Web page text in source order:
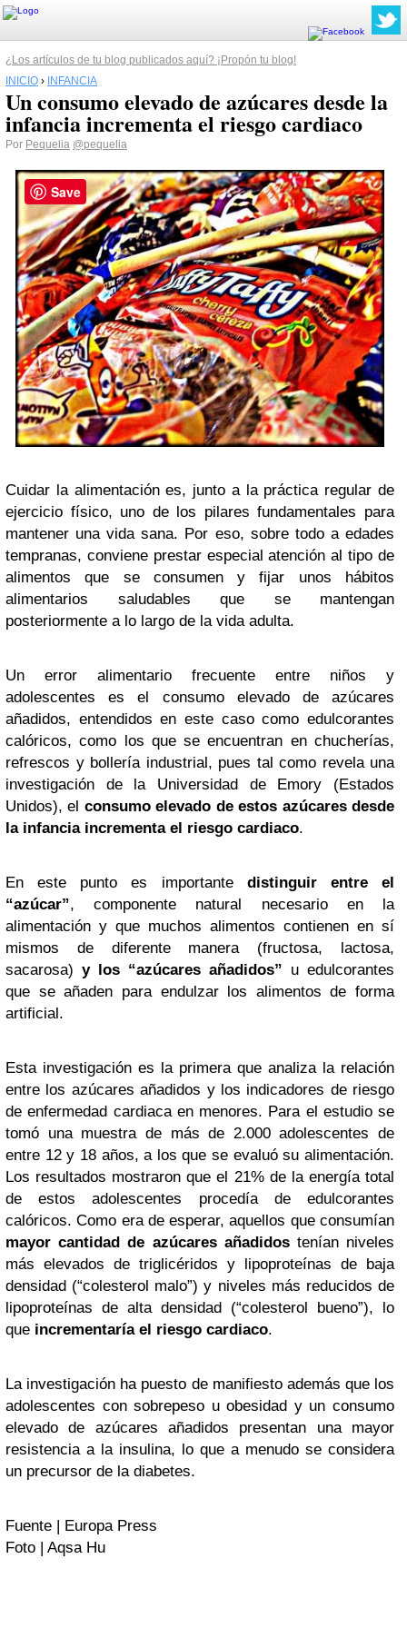
¿Los artículos de tu blog publicados aquí? ¡Propón tu blog!
INICIO › INFANCIA
Un consumo elevado de azúcares desde la
infancia incrementa el riesgo cardiaco
Por Pequelia @pequelia
Cuidar la alimentación es, junto a la práctica regular de
ejercicio físico, uno de los pilares fundamentales para
mantener una vida sana. Por eso, sobre todo a edades
tempranas, conviene prestar especial atención al tipo de
alimentos que se consumen y fijar unos hábitos
alimentarios saludables que se mantengan
posteriormente a lo largo de la vida adulta.
Un error alimentario frecuente entre niños y
adolescentes es el consumo elevado de azúcares
añadidos, entendidos en este caso como edulcorantes
calóricos, como los que se encuentran en chucherías,
refrescos y bollería industrial, pues tal como revela una
investigación de la Universidad de Emory (Estados
Unidos), el consumo elevado de estos azúcares desde
la infancia incrementa el riesgo cardiaco.
En este punto es importante distinguir entre el
“azúcar”, componente natural necesario en la
alimentación y que muchos alimentos contienen en sí
mismos de diferente manera (fructosa, lactosa,
sacarosa) y los “azúcares añadidos” u edulcorantes
que se añaden para endulzar los alimentos de forma
artificial.
Esta investigación es la primera que analiza la relación
entre los azúcares añadidos y los indicadores de riesgo
de enfermedad cardiaca en menores. Para el estudio se
tomó una muestra de más de 2.000 adolescentes de
entre 12 y 18 años, a los que se evaluó su alimentación.
Los resultados mostraron que el 21% de la energía total
de estos adolescentes procedía de edulcorantes
calóricos. Como era de esperar, aquellos que consumían
mayor cantidad de azúcares añadidostenían niveles
más elevados de triglicéridos y lipoproteínas de baja
densidad (“colesterol malo”) y niveles más reducidos de
lipoproteínas de alta densidad (“colesterol bueno”), lo
que incrementaría el riesgo cardiaco.
La investigación ha puesto de manifiesto además que los
adolescentes con sobrepeso u obesidad y un consumo
elevado de azúcares añadidos presentan una mayor
resistencia a la insulina, lo que a menudo se considera
un precursor de la diabetes.
Fuente | Europa Press
Foto | Aqsa Hu
Save